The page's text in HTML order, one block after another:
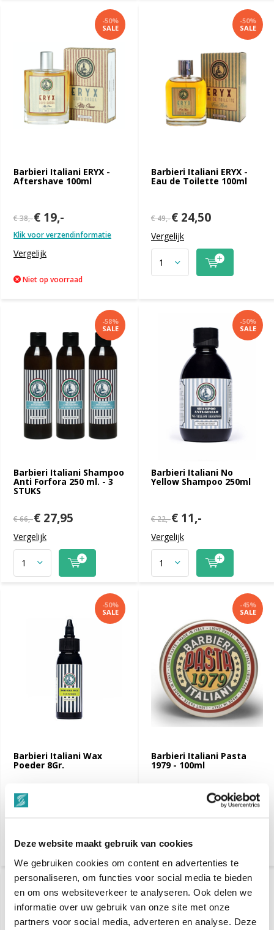
Deze website maakt gebruik van cookies
We gebruiken cookies om content en advertenties te
personaliseren, om functies voor social media te bieden
en om ons websiteverkeer te analyseren. Ook delen we
informatie over uw gebruik van onze site met onze
partners voor social media, adverteren en analyse. Deze
Barbieri Italiani ERYX -
Aftershave 100ml
-50%
SALE
€ 38,-€ 19,-
Klik voor verzendinformatie
Vergelijk
Niet op voorraad
Barbieri Italiani ERYX -
Eau de Toilette 100ml
-50%
SALE
€ 49,-€ 24,50
Vergelijk
Barbieri Italiani Shampoo
Anti Forfora 250 ml. - 3
STUKS
-58%
SALE
€ 66,-€ 27,95
Vergelijk
Barbieri Italiani No
Yellow Shampoo 250ml
-50%
SALE
€ 22,-€ 11,-
Vergelijk
Barbieri Italiani Wax
Poeder 8Gr.
-50%
SALE
€ 25,-
Barbieri Italiani Pasta
1979 - 100ml
-45%
SALE
€ 14,95
-63%
SALE
SALE